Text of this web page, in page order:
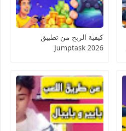
كيفية الربح من تطبيق
Jumptask 2026